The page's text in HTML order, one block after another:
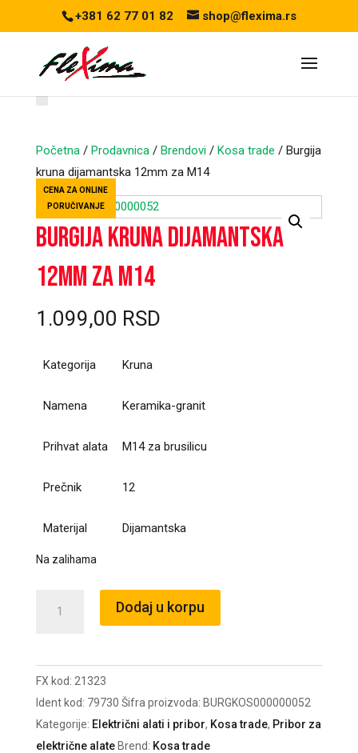
+381 62 77 01 82 shop@flexima.rs
Početna/ Prodavnica/ Brendovi/ Kosa trade / Burgija
kruna dijamantska 12mm za M14
CENA ZA ONLINE
PORUČIVANJE
Burgija kruna dijamantska
12mm za M14
1.099,00 RSD
Kategorija Kruna
Namena Keramika-granit
Prihvat alata M14 za brusilicu
Prečnik 12
Materijal Dijamantska
Na zalihama
12mm
za
M14
količina
Dodaj u korpu
FX kod: 21323
Ident kod: 79730 Šifra proizvoda: BURGKOS000000052
Kategorije: Električni alati i pribor, Kosa trade, Pribor za
električne alate Brend: Kosa trade